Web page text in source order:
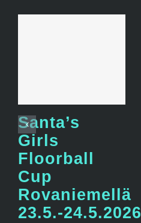
Santa’s
Girls
Floorball
Cup
Rovaniemellä
23.5.-24.5.2026